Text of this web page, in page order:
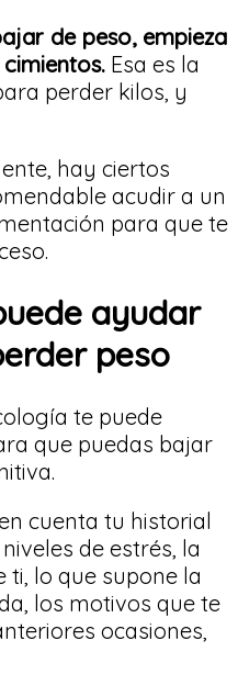
de peso, empieza
Esa es la
perder kilos, y
hay ciertos
acudir a un
para que te
ayudar
peso
te puede
que puedas bajar
cuenta tu historial
de estrés, la
ti, lo que supone la
los motivos que te
ocasiones,